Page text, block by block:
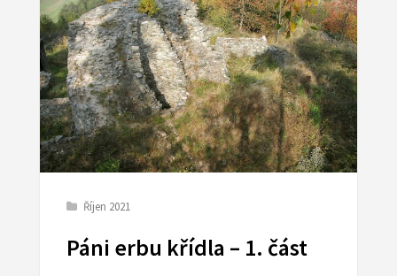
Říjen 2021
Páni erbu křídla – 1. část